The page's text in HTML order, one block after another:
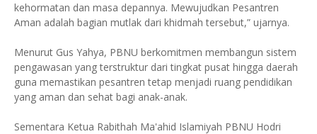
kehormatan dan masa depannya. Mewujudkan Pesantren
Aman adalah bagian mutlak dari khidmah tersebut,” ujarnya.
Menurut Gus Yahya, PBNU berkomitmen membangun sistem
pengawasan yang terstruktur dari tingkat pusat hingga daerah
guna memastikan pesantren tetap menjadi ruang pendidikan
yang aman dan sehat bagi anak-anak.
Sementara Ketua Rabithah Ma'ahid Islamiyah PBNU Hodri